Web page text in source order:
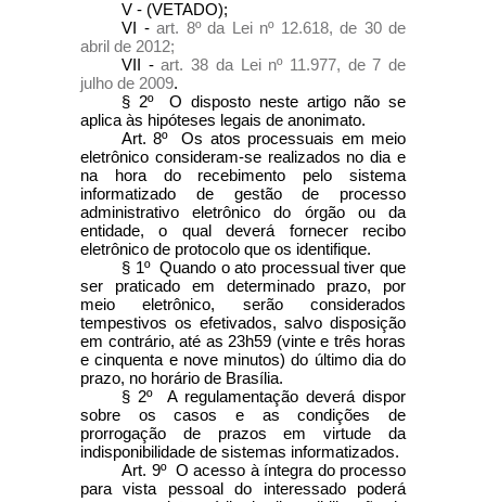
V - (VETADO);
VI - art. 8º da Lei nº 12.618, de 30 de
abril de 2012;
VII -art. 38 da Lei nº 11.977, de 7 de
julho de 2009.
§ 2º O disposto neste artigo não se
aplica às hipóteses legais de anonimato.
Art. 8º Os atos processuais em meio
eletrônico consideram-se realizados no dia e
na hora do recebimento pelo sistema
informatizado de gestão de processo
administrativo eletrônico do órgão ou da
entidade, o qual deverá fornecer recibo
eletrônico de protocolo que os identifique.
§ 1º Quando o ato processual tiver que
ser praticado em determinado prazo, por
meio eletrônico, serão considerados
tempestivos os efetivados, salvo disposição
em contrário, até as 23h59 (vinte e três horas
e cinquenta e nove minutos) do último dia do
prazo, no horário de Brasília.
§ 2º A regulamentação deverá dispor
sobre os casos e as condições de
prorrogação de prazos em virtude da
indisponibilidade de sistemas informatizados.
Art. 9º O acesso à íntegra do processo
para vista pessoal do interessado poderá